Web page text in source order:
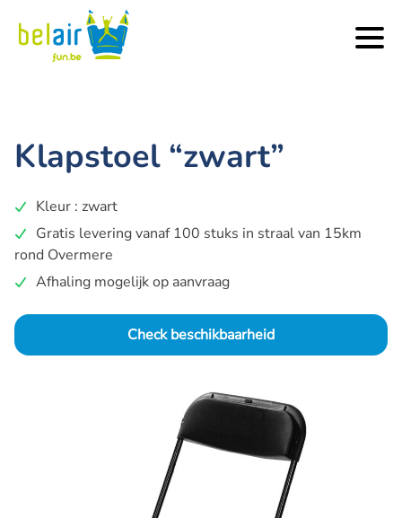
Klapstoel “zwart”
Kleur : zwart
Gratis levering vanaf 100 stuks in straal van 15km
rond Overmere
Afhaling mogelijk op aanvraag
Check beschikbaarheid